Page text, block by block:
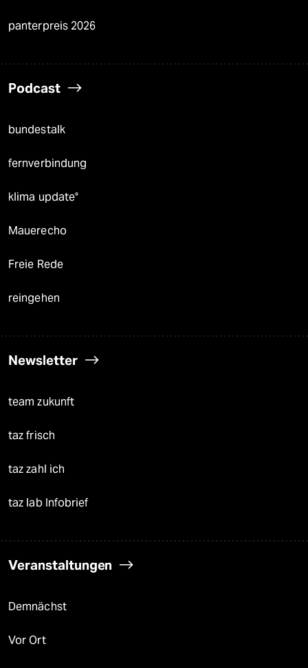
panterpreis 2026
Podcast
bundestalk
fernverbindung
klima update°
Mauerecho
Freie Rede
reingehen
Newsletter
team zukunft
taz frisch
taz zahl ich
taz lab Infobrief
Veranstaltungen
Demnächst
Vor Ort